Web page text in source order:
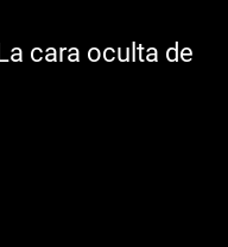
cara oculta de